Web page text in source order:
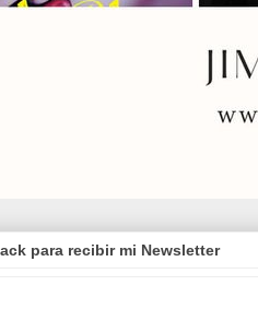
para recibir mi Newsletter